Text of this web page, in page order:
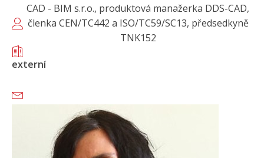
CAD - BIM s.r.o., produktová manažerka DDS-CAD,
členka CEN/TC442 a ISO/TC59/SC13, předsedkyně
TNK152
externí